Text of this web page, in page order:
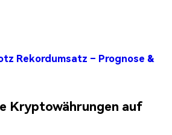
Rekordumsatz – Prognose &
Kryptowährungen auf